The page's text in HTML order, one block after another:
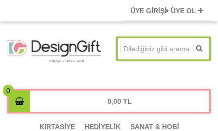
ÜYE GİRİŞİ ÜYE OL
0,00
KIRTASİYE HEDİYELİK SANAT & HOBİ